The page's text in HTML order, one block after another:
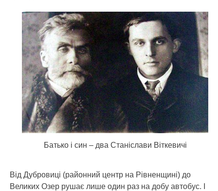
Батько і син – два Станіслави Віткевичі
Від Дубровиці (районний центр на Рівненщині) до
Великих Озер рушає лише один раз на добу автобус. І